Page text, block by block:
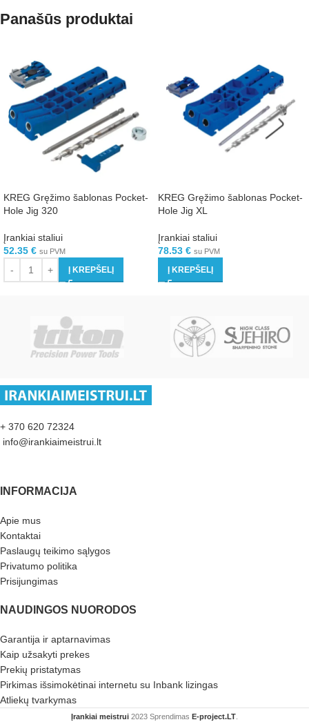
Panašūs produktai
KREG Gręžimo šablonas Pocket-
Hole Jig 320
Įrankiai staliui
52.35 € su PVM
Į KREPŠELĮ
KREG Gręžimo šablonas Pocket-
Hole Jig XL
Įrankiai staliui
78.53 € su PVM
Į KREPŠELĮ
+ 370 620 72324
info@irankiaimeistrui.lt
INFORMACIJA
Apie mus
Kontaktai
Paslaugų teikimo sąlygos
Privatumo politika
Prisijungimas
NAUDINGOS NUORODOS
Garantija ir aptarnavimas
Kaip užsakyti prekes
Prekių pristatymas
Pirkimas išsimokėtinai internetu su Inbank lizingas
Atliekų tvarkymas
Įrankiai meistrui 2023 Sprendimas E-project.LT